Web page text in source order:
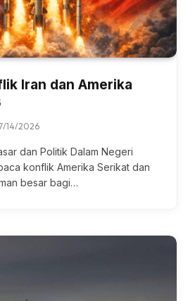
Iran dan Amerika
14/2026
dan Politik Dalam Negeri
konflik Amerika Serikat dan
besar bagi…